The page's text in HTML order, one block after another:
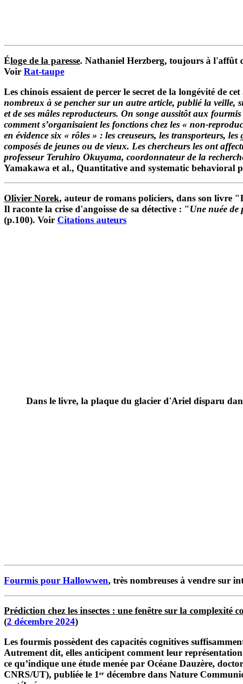
Éloge de la paresse. Nathaniel Herzberg, toujours à l'affût
Voir Rat-taupe
Les chinois essaient de percer le secret de la longévité de
nombreux à se pencher sur un autre article, publié la veille,
et de ses mâles reproducteurs. On songe aussitôt aux
comment s’organisaient les fonctions chez les « non-
en évidence six « rôles » : les creuseurs, les transporteurs,
composés de jeunes ou de vieux. Les chercheurs les ont
professeur Teruhiro Okuyama, coordonnateur de la
Yamakawa et al., Quantitative and systematic behavioral
Olivier Norek, auteur de romans policiers, dans son livre
Il raconte la crise d'angoisse de sa détective : "Une nuée de
(p.100). Voir Citations auteurs
Dans le livre, la plaque du glacier d'Ariel disparu
Fourmis pour Hallowwen, très nombreuses à vendre sur
Prédiction chez les insectes : une fenêtre sur la complexité
(2 décembre 2024)
Les fourmis possèdent des capacités cognitives
Autrement dit, elles anticipent comment leur
ce qu’indique une étude menée par Océane Dauzère,
CNRS/UT), publiée le 1ᵉʳ décembre dans Nature